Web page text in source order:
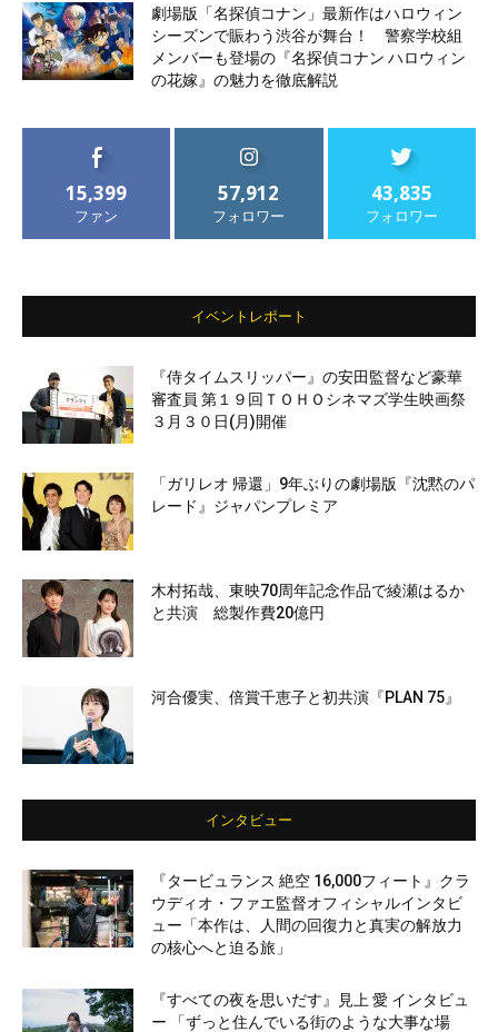
劇場版「名探偵コナン」最新作はハロウィン
シーズンで賑わう渋谷が舞台！ 警察学校組
メンバーも登場の『名探偵コナン ハロウィン
の花嫁』の魅力を徹底解説
15,399
ファン
57,912
フォロワー
43,835
フォロワー
イベントレポート
『侍タイムスリッパー』の安田監督など豪華
審査員 第１９回ＴＯＨＯシネマズ学生映画祭
３月３０日(月)開催
「ガリレオ 帰還」9年ぶりの劇場版『沈黙のパ
レード』ジャパンプレミア
木村拓哉、東映70周年記念作品で綾瀬はるか
と共演 総製作費20億円
河合優実、倍賞千恵子と初共演『PLAN 75』
インタビュー
『タービュランス 絶空 16,000フィート』クラ
ウディオ・ファエ監督オフィシャルインタビ
ュー「本作は、人間の回復力と真実の解放力
の核心へと迫る旅」
『すべての夜を思いだす』見上 愛 インタビュ
ー 「ずっと住んでいる街のような大事な場